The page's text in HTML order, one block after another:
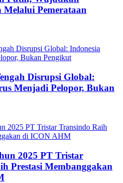
Melalui Pemerataan
Disrupsi Global:
Menjadi Pelopor, Bukan
2025 PT Tristar
Prestasi Membanggakan